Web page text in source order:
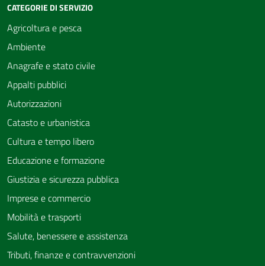
CATEGORIE DI SERVIZIO
Agricoltura e pesca
Ambiente
Anagrafe e stato civile
Appalti pubblici
Autorizzazioni
Catasto e urbanistica
Cultura e tempo libero
Educazione e formazione
Giustizia e sicurezza pubblica
Imprese e commercio
Mobilità e trasporti
Salute, benessere e assistenza
Tributi, finanze e contravvenzioni